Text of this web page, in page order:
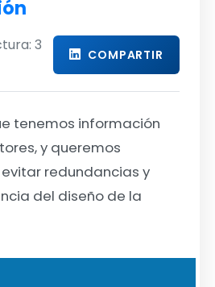
3
COMPARTIR
tenemos información
y queremos
redundancias y
del diseño de la